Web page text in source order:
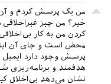
من یک پرسش کردم و آن
کردن من به کار
محض است و جای آن
پرسش وجود دارد
هدفمند و برنامه‌ریزی
نشان می‌دهد بی‌اخلاق